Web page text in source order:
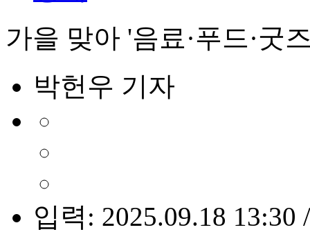
가을 맞아 '음료·푸드·굿
박헌우 기자
입력: 2025.09.18 13:30